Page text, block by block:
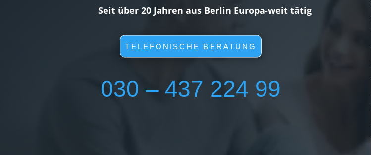
Seit über 20 Jahren aus Berlin Europa-weit tätig
TELEFONISCHE BERATUNG
030 – 437 224 99